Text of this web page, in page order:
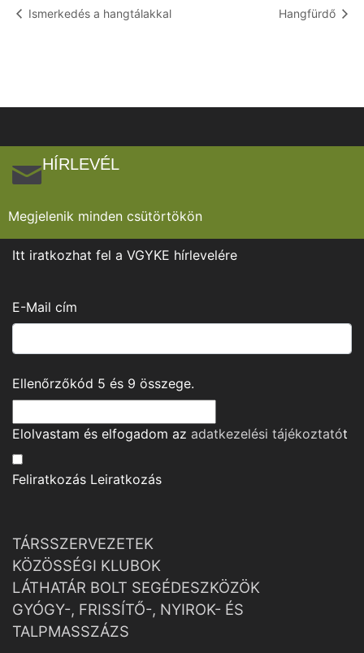
Ismerkedés a hangtálakkal Hangfürdő
HÍRLEVÉL
Megjelenik minden csütörtökön
Itt iratkozhat fel a VGYKE hírlevelére
E-Mail cím
Ellenőrzőkód 5 és 9 összege.
Elolvastam és elfogadom az adatkezelési tájékoztatót
Feliratkozás Leiratkozás
TÁRSSZERVEZETEK
KÖZÖSSÉGI KLUBOK
LÁTHATÁR BOLT SEGÉDESZKÖZÖK
GYÓGY-, FRISSÍTŐ-, NYIROK- ÉS
TALPMASSZÁZS